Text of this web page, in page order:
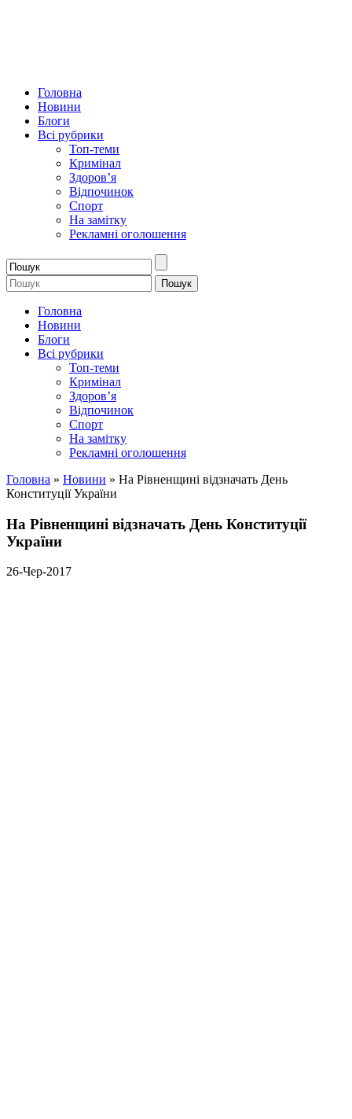
Головна
Новини
Блоги
Всі рубрики
Топ-теми
Кримінал
Здоров’я
Відпочинок
Спорт
На замітку
Рекламні оголошення
Головна
Новини
Блоги
Всі рубрики
Топ-теми
Кримінал
Здоров’я
Відпочинок
Спорт
На замітку
Рекламні оголошення
Головна » Новини » На Рівненщині відзначать День
Конституції України
На Рівненщині відзначать День Конституції
України
26-Чер-2017